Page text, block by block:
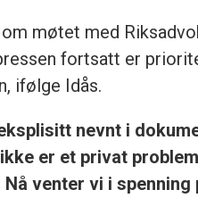
møtet med
fortsatt er
ifølge Idås.
nevnt i
er et privat
venter vi i spenning